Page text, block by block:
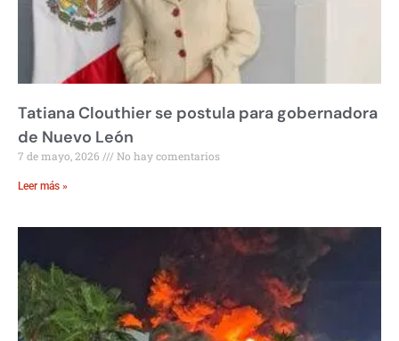
Tatiana Clouthier se postula para gobernadora
de Nuevo León
7 de mayo, 2026 No hay comentarios
Leer más »